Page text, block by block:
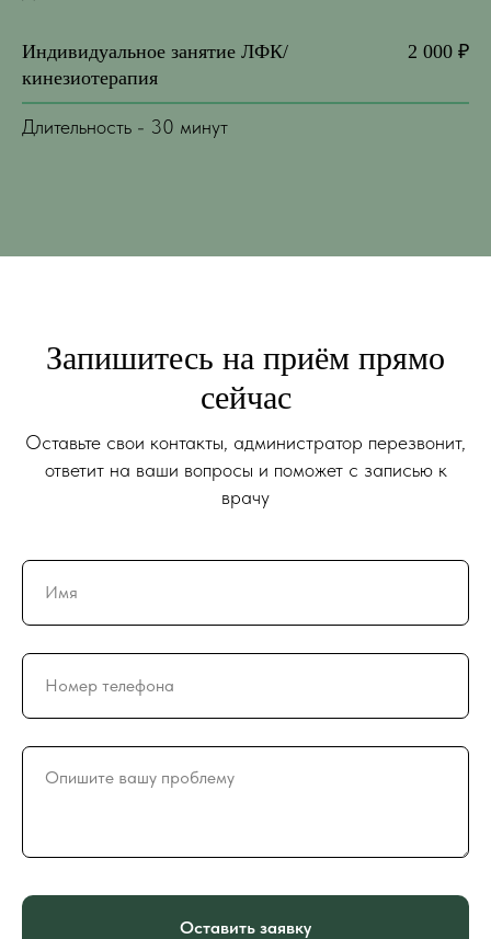
Индивидуальное занятие ЛФК/
кинезиотерапия
2 000 ₽
Длительность - 30 минут
Запишитесь на приём прямо
сейчас
Оставьте свои контакты, администратор перезвонит,
ответит на ваши вопросы и поможет с записью к
врачу
Оставить заявку